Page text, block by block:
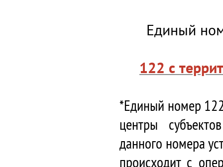
Единый
122 с
*Единый номер
центры
данного номера
происходит с